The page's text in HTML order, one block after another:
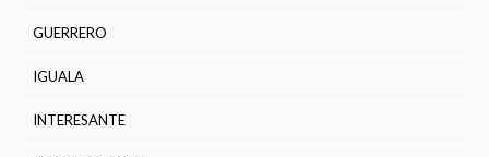
GUERRERO
IGUALA
INTERESANTE